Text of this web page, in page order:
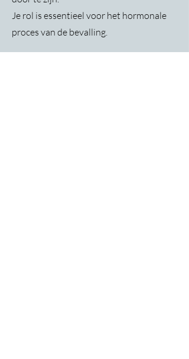
Je rol is essentieel voor het hormonale
proces van de bevalling.